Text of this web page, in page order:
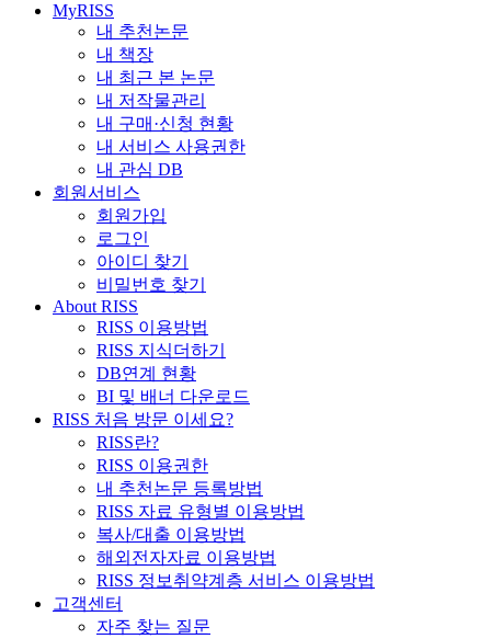
MyRISS
내 추천논문
내 책장
내 최근 본 논문
내 저작물관리
내 구매·신청 현황
내 서비스 사용권한
내 관심 DB
회원서비스
회원가입
로그인
아이디 찾기
비밀번호 찾기
About RISS
RISS 이용방법
RISS 지식더하기
DB연계 현황
BI 및 배너 다운로드
RISS 처음 방문 이세요?
RISS란?
RISS 이용권한
내 추천논문 등록방법
RISS 자료 유형별 이용방법
복사/대출 이용방법
해외전자자료 이용방법
RISS 정보취약계층 서비스 이용방법
고객센터
자주 찾는 질문